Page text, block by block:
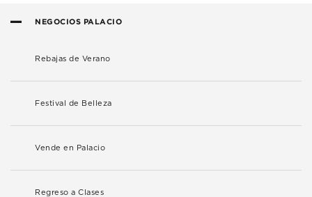
NEGOCIOS PALACIO
Rebajas de Verano
Festival de Belleza
Vende en Palacio
Regreso a Clases